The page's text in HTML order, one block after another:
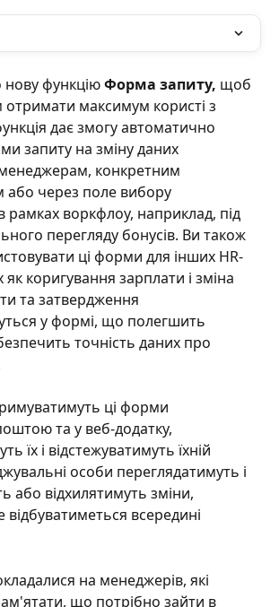
функцію Форма запиту, щоб
максимум користі з
дає змогу автоматично
запиту на зміну даних
менеджерам, конкретним
або через поле вибору
рамках воркфлоу, наприклад, під
перегляду бонусів. Ви також
ці форми для інших HR-
як коригування зарплати і зміна
та затвердження
у формі, що полегшить
точність даних про
ці форми
та у веб-додатку,
їх і відстежуватимуть їхній
особи переглядатимуть і
або відхилятимуть зміни,
всередині
на менеджерів, які
що потрібно зайти в